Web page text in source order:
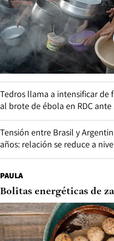
Tedros llama a intensificar de
al brote de ébola en RDC
Tensión entre Brasil y
años: relación se reduce a
PAULA
Bolitas energéticas de